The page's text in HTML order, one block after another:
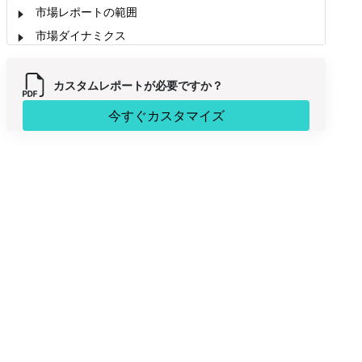
市場レポートの範囲
市場ダイナミクス
市場セグメンテーション
カスタムレポートが必要ですか？
今すぐカスタマイズ